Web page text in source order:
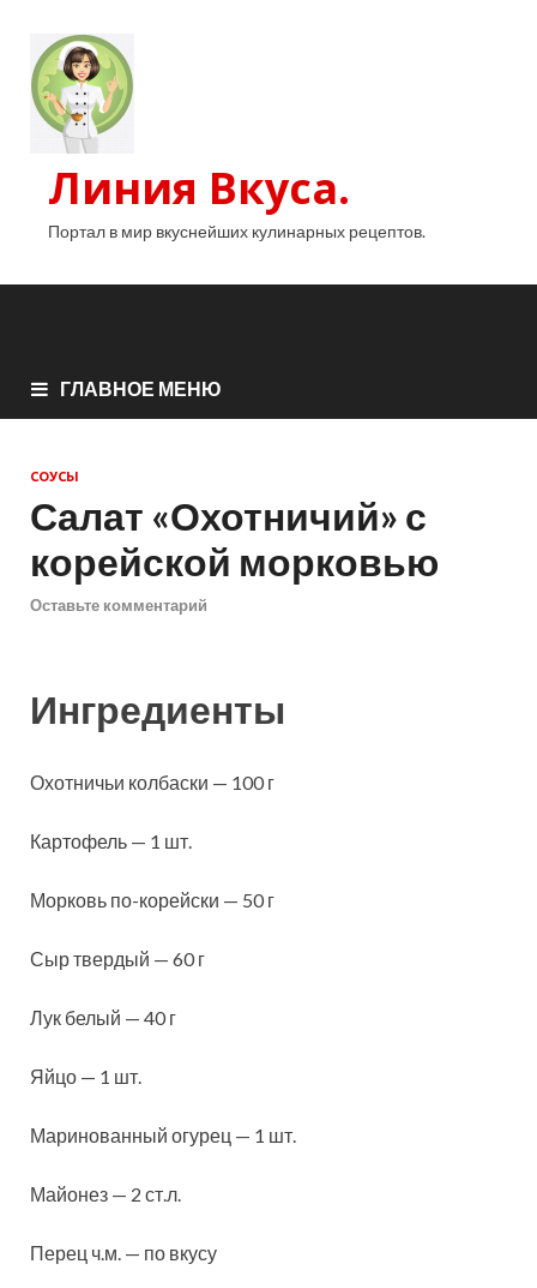
Линия Вкуса.
Портал в мир вкуснейших кулинарных рецептов.
ГЛАВНОЕ МЕНЮ
СОУСЫ
Салат «Охотничий» с
корейской морковью
Оставьте комментарий
Ингредиенты
Охотничьи колбаски — 100 г
Картофель — 1 шт.
Морковь по-корейски — 50 г
Сыр твердый — 60 г
Лук белый — 40 г
Яйцо — 1 шт.
Маринованный огурец — 1 шт.
Майонез — 2 ст.л.
Перец ч.м. — по вкусу